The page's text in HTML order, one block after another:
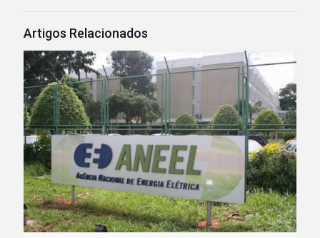
Artigos Relacionados